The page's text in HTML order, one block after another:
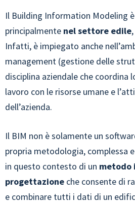
Il Building Information Modeling
principalmente nel settore edile
Infatti, è impiegato anche
management (gestione delle
disciplina aziendale che coordina
lavoro con le risorse umane e
dell’azienda.
Il BIM non è solamente un
propria metodologia, complessa
in questo contesto di un metodo
progettazione che consente di
e combinare tutti i dati di un